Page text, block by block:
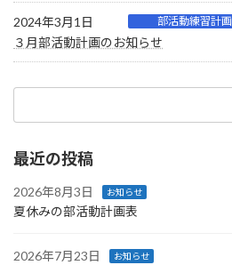
2024年3月1日 部活動練習計画
３月部活動計画のお知らせ
最近の投稿
2026年8月3日 お知らせ
夏休みの部活動計画表
2026年7月23日 お知らせ